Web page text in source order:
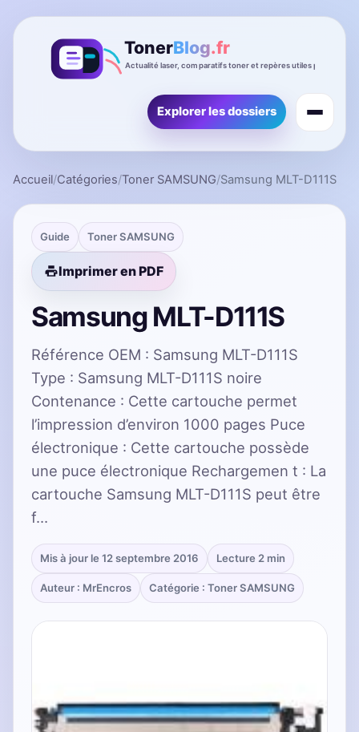
Explorer les dossiers
Accueil/Catégories/Toner SAMSUNG/Samsung MLT-D111S
Guide Toner SAMSUNG
Imprimer en PDF
Samsung MLT-D111S
Référence OEM : Samsung MLT-D111S
Type : Samsung MLT-D111S noire
Contenance : Cette cartouche permet
l’impression d’environ 1000 pages Puce
électronique : Cette cartouche possède
une puce électronique Rechargemen t : La
cartouche Samsung MLT-D111S peut être
f…
Mis à jour le 12 septembre 2016 Lecture 2 min
Auteur : MrEncros Catégorie : Toner SAMSUNG